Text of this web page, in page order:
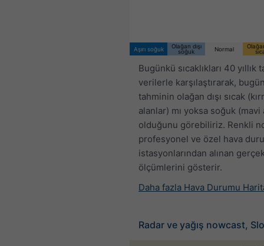
Aşırı soğuk
Olağan dışı
soğuk
Normal
Bugünkü sıcaklıkları 40 yıllık
verilerle karşılaştırarak,
tahminin olağan dışı sıcak
alanlar) mı yoksa soğuk
olduğunu görebiliriz. Renkli
profesyonel ve özel hava
istasyonlarından alınan
ölçümlerini gösterir.
Daha fazla Hava Durumu
Radar ve yağış nowcast,